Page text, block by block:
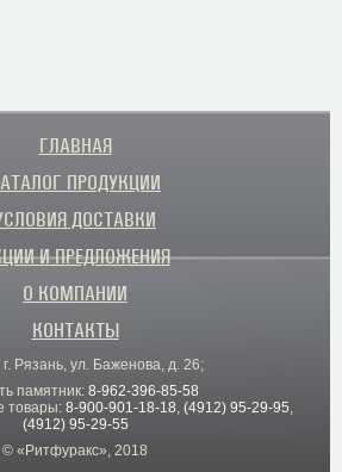
ГЛАВНАЯ
ПРОДУКЦИИ
ДОСТАВКИ
И ПРЕДЛОЖЕНИЯ
О КОМПАНИИ
КОНТАКТЫ
Рязань, ул. Баженова, д. 26;
памятник: 8-962-396-85-58
товары: 8-900-901-18-18, (4912) 95-29-95,
(4912) 95-29-55
© «Ритфуракс», 2018